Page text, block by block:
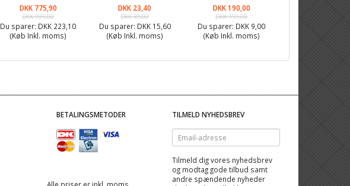
DKK 775,90
DKK 999,00
Du sparer: DKK 223,10
(Køb Inkl. moms)
DKK 23,40
DKK 39,00
Du sparer: DKK 15,60
(Køb Inkl. moms)
DKK 190,00
DKK 199,00
Du sparer: DKK 9,00
(Køb Inkl. moms)
BETALINGSMETODER
TILMELD NYHEDSBREV
Email-
adresse
Tilmeld dig vores nyhedsbrev
og modtag gode tilbud samt
andre spændende nyheder